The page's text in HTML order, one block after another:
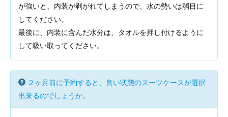
が強いと、内装が剥がれてしまうので、水の勢いは弱目に
してください。
最後に、内装に含んだ水分は、タオルを押し付けるように
して吸い取ってください。
２ヶ月前に予約すると、良い状態のスーツケースが選択
出来るのでしょうか。